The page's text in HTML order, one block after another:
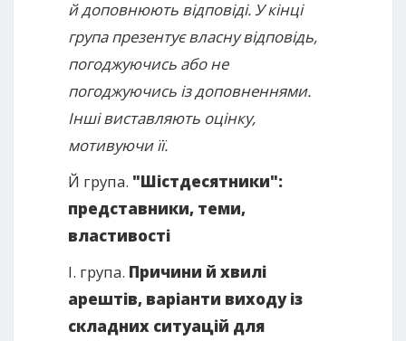
й доповнюють відповіді. У кінці
група презентує власну відповідь,
погоджуючись або не
погоджуючись із доповненнями.
Інші виставляють оцінку,
мотивуючи її.
Й група. "Шістдесятники":
представники, теми,
властивості
І. група. Причини й хвилі
арештів, варіанти виходу із
складних ситуацій для